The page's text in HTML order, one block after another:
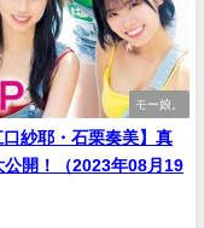
モー娘。
紗耶・石栗奏美】真
開！（2023年08月19